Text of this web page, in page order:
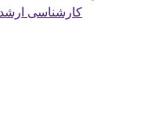
کارشناسی